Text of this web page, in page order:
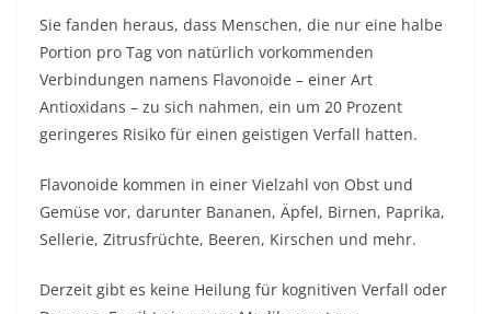
Sie fanden heraus, dass Menschen, die nur eine halbe
Portion pro Tag von natürlich vorkommenden
Verbindungen namens Flavonoide – einer Art
Antioxidans – zu sich nahmen, ein um 20 Prozent
geringeres Risiko für einen geistigen Verfall hatten.
Flavonoide kommen in einer Vielzahl von Obst und
Gemüse vor, darunter Bananen, Äpfel, Birnen, Paprika,
Sellerie, Zitrusfrüchte, Beeren, Kirschen und mehr.
Derzeit gibt es keine Heilung für kognitiven Verfall oder